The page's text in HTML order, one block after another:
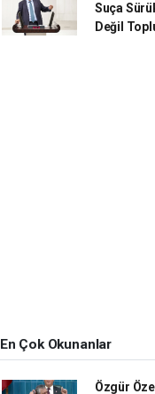
Suça
Değil
En Çok Okunanlar
Özgür